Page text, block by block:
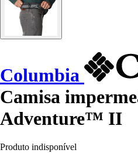
Columbia
Camisa
Adventure™ II
Produto indisponível